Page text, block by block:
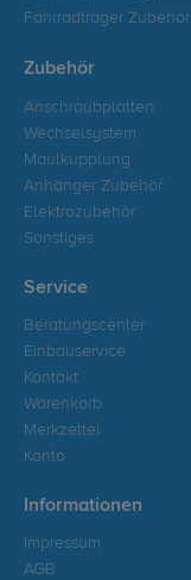
Fahrradträger Zubehör
Zubehör
Anschraubplatten
Wechselsystem
Maulkupplung
Anhänger Zubehör
Elektrozubehör
Sonstiges
Service
Beratungscenter
Einbauservice
Kontakt
Warenkorb
Merkzettel
Konto
Informationen
Impressum
AGB